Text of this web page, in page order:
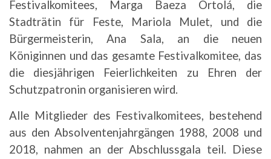
Festivalkomitees, Marga Baeza Ortolá, die
Stadträtin für Feste, Mariola Mulet, und die
Bürgermeisterin, Ana Sala, an die neuen
Königinnen und das gesamte Festivalkomitee, das
die diesjährigen Feierlichkeiten zu Ehren der
Schutzpatronin organisieren wird.
Alle Mitglieder des Festivalkomitees, bestehend
aus den Absolventenjahrgängen 1988, 2008 und
2018, nahmen an der Abschlussgala teil. Diese